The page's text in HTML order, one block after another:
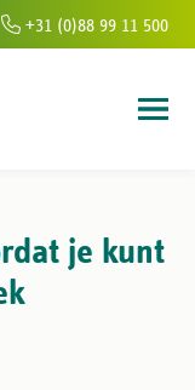
+31 (0)88 99 11 500
je kunt